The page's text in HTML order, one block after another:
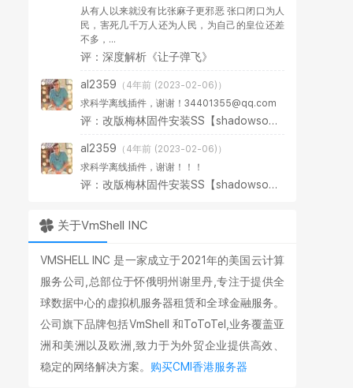
从有人以来就没有比张麻子更邪恶 张口闭口为人
民，害死几千万人还为人民，为自己的皇位还差
不多，...
评：深度解析《让子弹飞》
al2359 （4年前 (2023-02-06)）
求科学离线插件，谢谢！34401355@qq.com
评：改版梅林固件安装SS【shadowsocks】科学上网插件教程
al2359 （4年前 (2023-02-06)）
求科学离线插件，谢谢！！！
评：改版梅林固件安装SS【shadowsocks】科学上网插件教程
关于VmShell INC
VMSHELL INC 是一家成立于2021年的美国云计算
服务公司,总部位于怀俄明州谢里丹,专注于提供全
球数据中心的虚拟机服务器租赁和全球金融服务。
公司旗下品牌包括VmShell 和ToToTel,业务覆盖亚
洲和美洲以及欧洲,致力于为外贸企业提供高效、
稳定的网络解决方案。 购买CMI香港服务器